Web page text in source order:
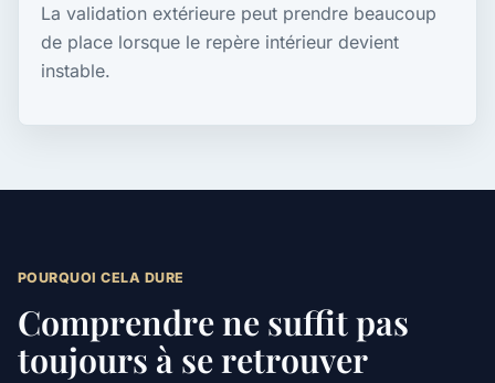
La validation extérieure peut prendre beaucoup
de place lorsque le repère intérieur devient
instable.
POURQUOI CELA DURE
Comprendre ne suffit pas
toujours à se retrouver